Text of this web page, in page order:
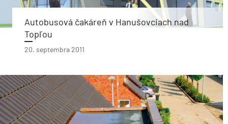
Autobusová čakáreň v Hanušovciach nad
Topľou
20. septembra 2011